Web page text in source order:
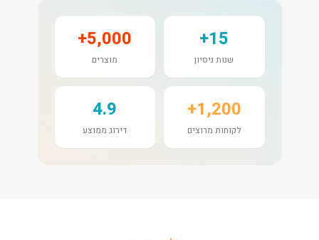
15+
שנות ניסיון
5,000+
מוצרים
1,200+
לקוחות מרוצים
4.9
דירוג ממוצע